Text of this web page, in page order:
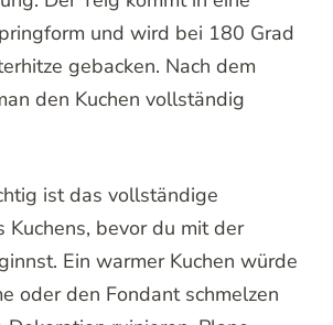
und wird bei 180 Grad
gebacken. Nach dem
den Kuchen vollständig
ist das vollständige
Kuchens, bevor du mit der
Ein warmer Kuchen würde
oder den Fondant schmelzen